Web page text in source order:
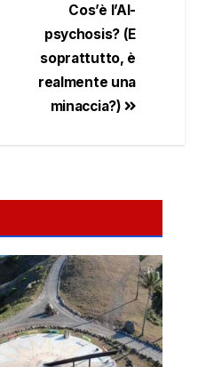
Cos’è l’AI-
psychosis? (E
soprattutto, è
realmente una
minaccia?)